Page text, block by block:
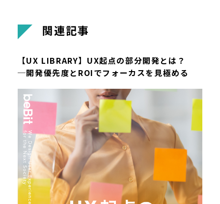
関連記事
【UX LIBRARY】UX起点の部分開発とは？
─開発優先度とROIでフォーカスを見極める